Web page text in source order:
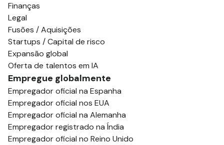
Finanças
Legal
Fusões / Aquisições
Startups / Capital de risco
Expansão global
Oferta de talentos em IA
Empregue globalmente
Empregador oficial na Espanha
Empregador oficial nos EUA
Empregador oficial na Alemanha
Empregador registrado na Índia
Empregador oficial no Reino Unido